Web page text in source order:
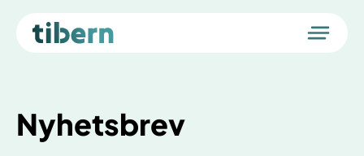
Utbildning
Nyhetsbrev